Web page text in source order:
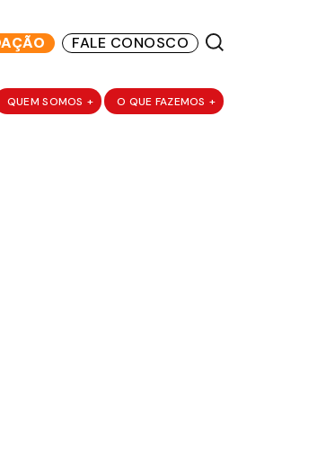
FALE CONOSCO
QUEM SOMOS + O QUE FAZEMOS +